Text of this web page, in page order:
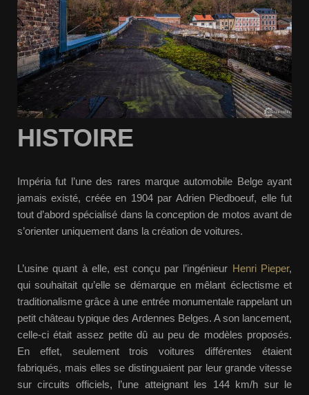
HISTOIRE
Impéria fut l’une des rares marque automobile Belge ayant
jamais existé, créée en 1904 par Adrien Piedboeuf, elle fut
tout d’abord spécialisé dans la conception de motos avant de
s’orienter uniquement dans la création de voitures.
L’usine quant à elle, est conçu par l’ingénieur Henri Pieper,
qui souhaitait qu’elle se démarque en mêlant éclectisme et
traditionalisme grâce à une entrée monumentale rappelant un
petit château typique des Ardennes Belges. A son lancement,
celle-ci était assez petite dû au peu de modèles proposés.
En effet, seulement trois voitures différentes étaient
fabriqués, mais elles se distinguaient par leur grande vitesse
sur circuits officiels, l’une atteignant les 144 km/h sur le